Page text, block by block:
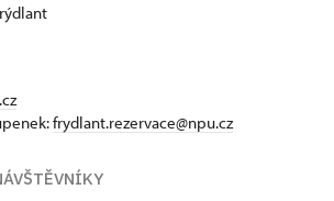
frydlant.rezervace@npu.cz